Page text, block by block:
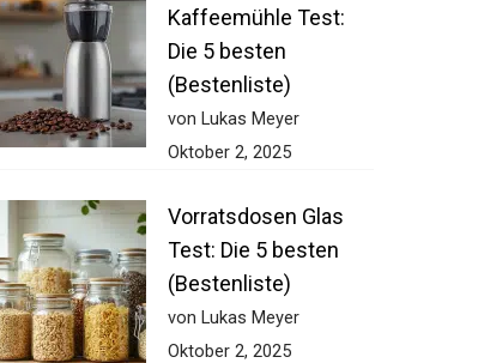
Kaffeemühle Test:
Die 5 besten
(Bestenliste)
von Lukas Meyer
Oktober 2, 2025
Vorratsdosen Glas
Test: Die 5 besten
(Bestenliste)
von Lukas Meyer
Oktober 2, 2025